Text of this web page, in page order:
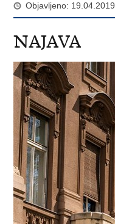
Objavljeno: 19.04.2019.
NAJAVA